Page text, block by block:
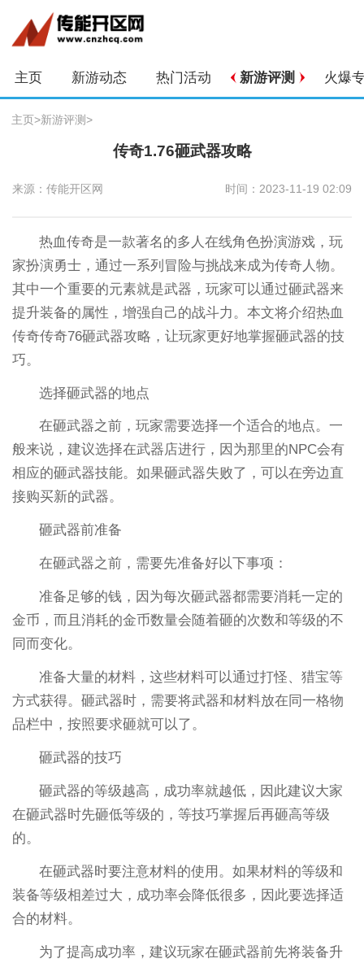
主页 新游动态 热门活动 新游评测 火爆
主页>新游评测>
传奇1.76砸武器攻略
来源：传能开区网 时间：2023-11-19 02:09
热血传奇是一款著名的多人在线角色扮演游戏，玩
家扮演勇士，通过一系列冒险与挑战来成为传奇人物。
其中一个重要的元素就是武器，玩家可以通过砸武器来
提升装备的属性，增强自己的战斗力。本文将介绍热血
传奇传奇76砸武器攻略，让玩家更好地掌握砸武器的技
巧。
选择砸武器的地点
在砸武器之前，玩家需要选择一个适合的地点。一
般来说，建议选择在武器店进行，因为那里的NPC会有
相应的砸武器技能。如果砸武器失败了，可以在旁边直
接购买新的武器。
砸武器前准备
在砸武器之前，需要先准备好以下事项：
准备足够的钱，因为每次砸武器都需要消耗一定的
金币，而且消耗的金币数量会随着砸的次数和等级的不
同而变化。
准备大量的材料，这些材料可以通过打怪、猎宝等
方式获得。砸武器时，需要将武器和材料放在同一格物
品栏中，按照要求砸就可以了。
砸武器的技巧
砸武器的等级越高，成功率就越低，因此建议大家
在砸武器时先砸低等级的，等技巧掌握后再砸高等级
的。
在砸武器时要注意材料的使用。如果材料的等级和
装备等级相差过大，成功率会降低很多，因此要选择适
合的材料。
为了提高成功率，建议玩家在砸武器前先将装备升